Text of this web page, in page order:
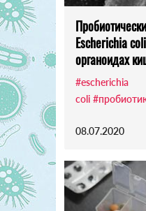
Escherichia
органоидах
#escherichia
coli
08.07.2020